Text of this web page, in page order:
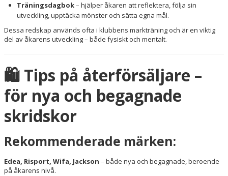
Träningsdagbok– hjälper åkaren att reflektera, följa sin
utveckling, upptäcka mönster och sätta egna mål.
Dessa redskap används ofta i klubbens markträning och är en viktig
del av åkarens utveckling – både fysiskt och mentalt.
🛍️ Tips på återförsäljare –
för nya och begagnade
skridskor
Rekommenderade märken:
Edea, Risport, Wifa, Jackson – både nya och begagnade, beroende
på åkarens nivå.